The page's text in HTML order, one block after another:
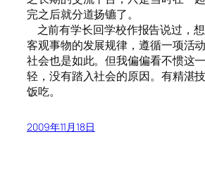
完之后就分道扬镳了。
之前有学长回学校作报告说过，
客观事物的发展规律，遵循一项活
社会也是如此。但我偏偏看不惯这
轻，没有踏入社会的原因。有精湛
饭吃。
2009年11月18日